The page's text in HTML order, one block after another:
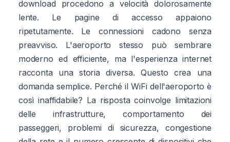
download procedono a velocità dolorosamente
lente. Le pagine di accesso appaiono
ripetutamente. Le connessioni cadono senza
preavviso. L'aeroporto stesso può sembrare
moderno ed efficiente, ma l'esperienza internet
racconta una storia diversa. Questo crea una
domanda semplice. Perché il WiFi dell'aeroporto è
così inaffidabile? La risposta coinvolge limitazioni
delle infrastrutture, comportamento dei
passeggeri, problemi di sicurezza, congestione